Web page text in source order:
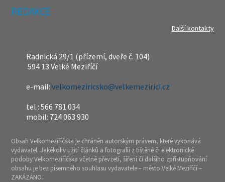
REDAKCE
Další kontakty
Radnická 29/1 (přízemí, dveře č. 104)
594 13 Velké Meziříčí
e-mail:velkomeziricsko@velkemezirici.cz
tel.: 566 781 034
mobil: 724 063 930
Obsah Velkomeziříčska je chráněn autorským právem, které vykonává
vydavatel. Jakékoliv užití článků a fotografií z tištěné či elektronické
podoby Velkomeziříčska včetně převzetí, šíření či dalšího zpřístupňování
obsahu je bez písemného souhlasu vydavatele – město Velké Meziříčí –
ZAKÁZÁNO.